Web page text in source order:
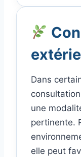
Dans
une
pertinente.
elle peut